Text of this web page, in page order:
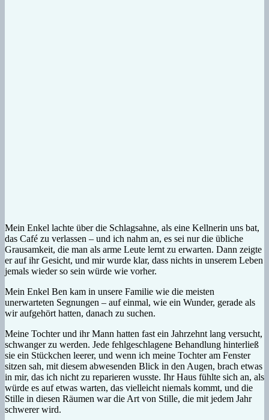
Mein Enkel lachte über die Schlagsahne, als eine Kellnerin uns bat,
das Café zu verlassen – und ich nahm an, es sei nur die übliche
Grausamkeit, die man als arme Leute lernt zu erwarten. Dann zeigte
er auf ihr Gesicht, und mir wurde klar, dass nichts in unserem Leben
jemals wieder so sein würde wie vorher.
Mein Enkel Ben kam in unsere Familie wie die meisten
unerwarteten Segnungen – auf einmal, wie ein Wunder, gerade als
wir aufgehört hatten, danach zu suchen.
Meine Tochter und ihr Mann hatten fast ein Jahrzehnt lang versucht,
schwanger zu werden. Jede fehlgeschlagene Behandlung hinterließ
sie ein Stückchen leerer, und wenn ich meine Tochter am Fenster
sitzen sah, mit diesem abwesenden Blick in den Augen, brach etwas
in mir, das ich nicht zu reparieren wusste. Ihr Haus fühlte sich an, als
würde es auf etwas warten, das vielleicht niemals kommt, und die
Stille in diesen Räumen war die Art von Stille, die mit jedem Jahr
schwerer wird.